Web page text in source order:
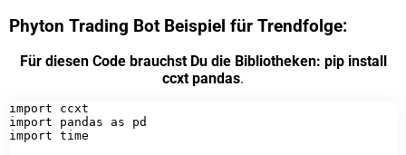
Phyton Trading Bot Beispiel für Trendfolge:
Für diesen Code brauchst Du die Bibliotheken: pip install
ccxt pandas.
import ccxt
import pandas as pd
import time